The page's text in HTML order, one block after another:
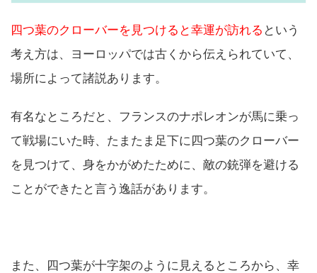
四つ葉のクローバーを見つけると幸運が訪れる という
考え方は、ヨーロッパでは古くから伝えられていて、
場所によって諸説あります。
有名なところだと、フランスのナポレオンが馬に乗っ
て戦場にいた時、たまたま足下に四つ葉のクローバー
を見つけて、身をかがめたために、敵の銃弾を避ける
ことができたと言う逸話があります。
また、四つ葉が十字架のように見えるところから、幸